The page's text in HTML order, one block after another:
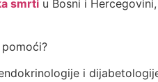
smrti u Bosni i
i